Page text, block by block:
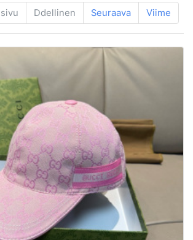
Ddellinen Seuraava Viime